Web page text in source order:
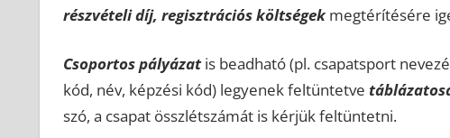
részvételi díj, regisztrációs költségekmegtérítésére
Csoportos pályázatis beadható (pl. csapatsport
kód, név, képzési kód) legyenek feltüntetve
szó, a csapat összlétszámát is kérjük feltüntetni.